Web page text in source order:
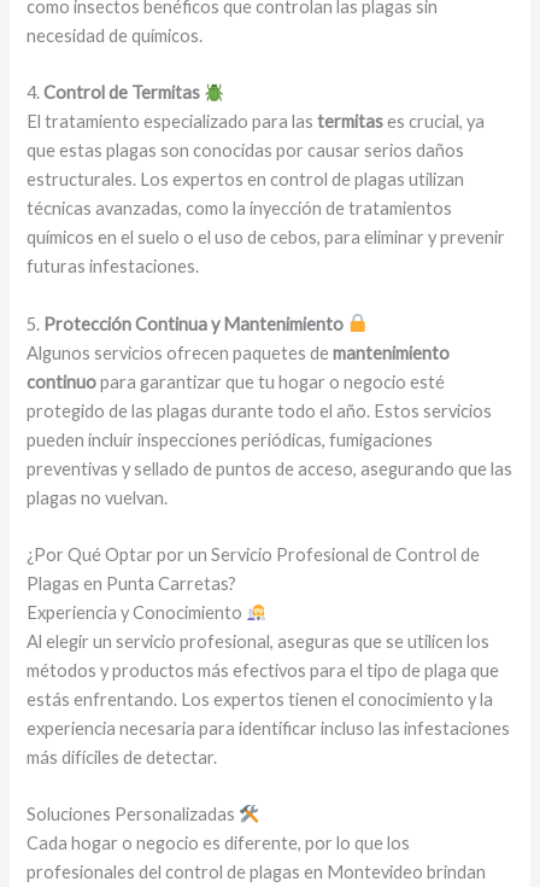
como insectos benéficos que controlan las plagas sin
necesidad de químicos.
4.Control de Termitas
El tratamiento especializado para lastermitases crucial, ya
que estas plagas son conocidas por causar serios daños
estructurales. Los expertos en control de plagas utilizan
técnicas avanzadas, como la inyección de tratamientos
químicos en el suelo o el uso de cebos, para eliminar y prevenir
futuras infestaciones.
5. Protección Continua y Mantenimiento
Algunos servicios ofrecen paquetes demantenimiento
continuopara garantizar que tu hogar o negocio esté
protegido de las plagas durante todo el año. Estos servicios
pueden incluir inspecciones periódicas, fumigaciones
preventivas y sellado de puntos de acceso, asegurando que las
plagas no vuelvan.
¿Por Qué Optar por un Servicio Profesional de Control de
Plagas en Punta Carretas?
Experiencia y Conocimiento
Al elegir un servicio profesional, aseguras que se utilicen los
métodos y productos más efectivos para el tipo de plaga que
estás enfrentando. Los expertos tienen el conocimiento y la
experiencia necesaria para identificar incluso las infestaciones
más difíciles de detectar.
Soluciones Personalizadas
Cada hogar o negocio es diferente, por lo que los
profesionales del control de plagas en Montevideo brindan